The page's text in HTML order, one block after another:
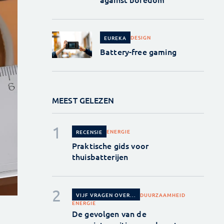
EUREKA DESIGN
Battery-free gaming
MEEST GELEZEN
RECENSIE ENERGIE
Praktische gids voor
thuisbatterijen
VIJF VRAGEN OVER...
DUURZAAMHEID
ENERGIE
De gevolgen van de